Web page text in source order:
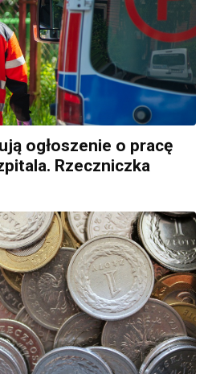
ogłoszenie o pracę
Rzeczniczka